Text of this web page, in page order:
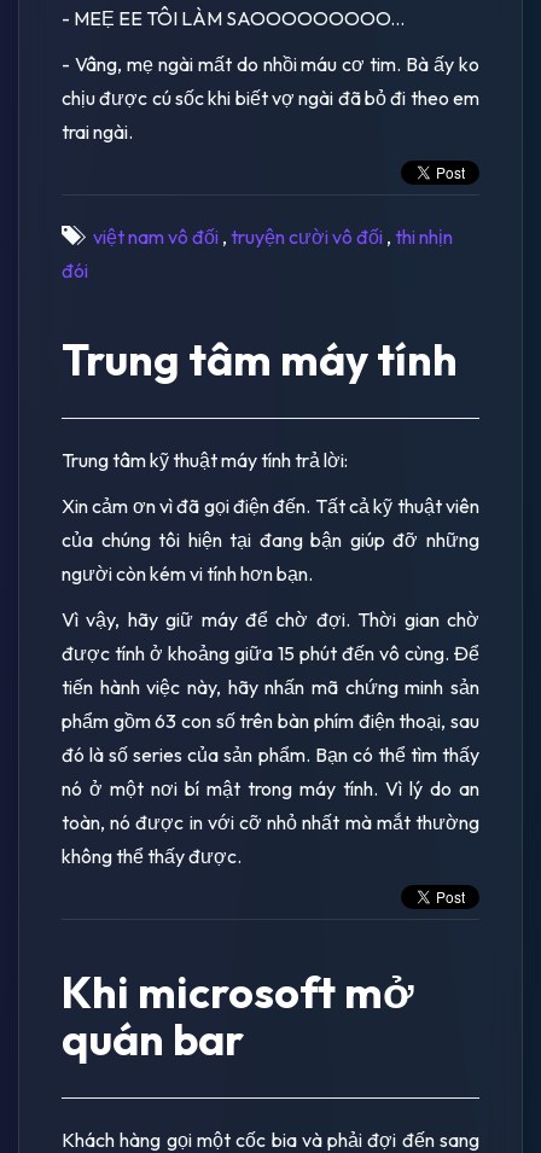
- MEẸ EE TÔI LÀM SAOOOOOOOOO...
- Vâng, mẹ ngài mất do nhồi máu cơ tim. Bà ấy ko
chịu được cú sốc khi biết vợ ngài đã bỏ đi theo em
trai ngài.
việt nam vô đối , truyện cười vô đối , thi nhịn
đói
Trung tâm máy tính
Trung tâm kỹ thuật máy tính trả lời:
Xin cảm ơn vì đã gọi điện đến. Tất cả kỹ thuật viên
của chúng tôi hiện tại đang bận giúp đỡ những
người còn kém vi tính hơn bạn.
Vì vậy, hãy giữ máy để chờ đợi. Thời gian chờ
được tính ở khoảng giữa 15 phút đến vô cùng. Để
tiến hành việc này, hãy nhấn mã chứng minh sản
phẩm gồm 63 con số trên bàn phím điện thoại, sau
đó là số series của sản phẩm. Bạn có thể tìm thấy
nó ở một nơi bí mật trong máy tính. Vì lý do an
toàn, nó được in với cỡ nhỏ nhất mà mắt thường
không thể thấy được.
Khi microsoft mở
quán bar
Khách hàng gọi một cốc bia và phải đợi đến sang